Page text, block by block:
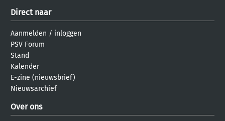
Direct naar
Aanmelden / inloggen
PSV Forum
Stand
Kalender
E-zine (nieuwsbrief)
Nieuwsarchief
Over ons